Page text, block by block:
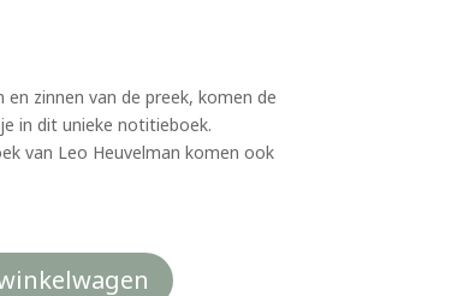
zinnen van de preek, komen de
in dit unieke notitieboek.
van Leo Heuvelman komen ook